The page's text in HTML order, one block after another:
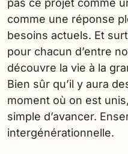
pas ce projet comme
comme une réponse
besoins actuels. Et
pour chacun d’entre
découvre la vie à la
Bien sûr qu’il y aura
moment où on est
simple d’avancer.
intergénérationnelle.